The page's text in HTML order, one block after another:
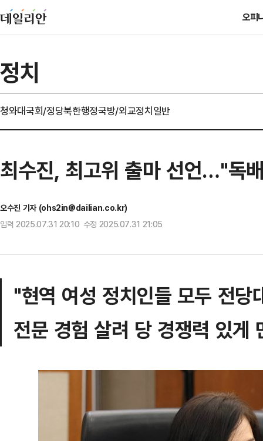
오피
정치
청와대국회/정당북한행정국방/외교정치일반
최수진, 최고위 출마 선언…"독
오수진 기자 (ohs2in@dailian.co.kr)
입력 2025.07.31 20:10 수정 2025.07.31 21:05
"현역 여성 정치인들 모두 전당
전문 경험 살려 당 경쟁력 있게